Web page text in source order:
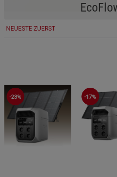
-23% -17%